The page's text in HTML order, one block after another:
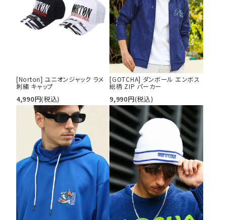
カラー
tune 絞り込んで検索する
[Norton] ユニオンジャック ラメ
刺繍 キャップ
4,990円(税込)
[GOTCHA] ダンボール エンボス
総柄 ZIP パーカー
9,990円(税込)